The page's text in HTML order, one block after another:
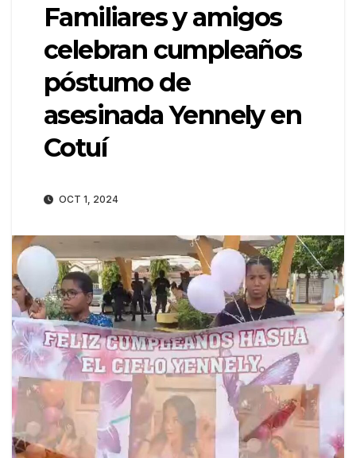
Familiares y amigos
celebran cumpleaños
póstumo de
asesinada Yennely en
Cotuí
OCT 1, 2024